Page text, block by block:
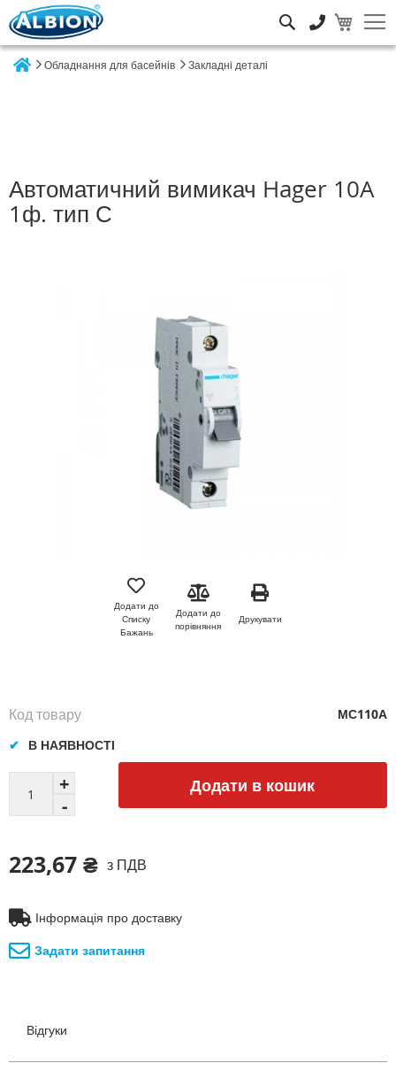
Обладнання для басейнів Закладні деталі
Автоматичний вимикач Hager 10A
1ф. тип С
Додати до
Списку
Бажань
Додати до
порівняння
Друкувати
Додати в кошик
223,67 ₴ з ПДВ
В НАЯВНОСТІ
Код товару МС110А
Інформація про доставку
Задати запитання
Відгуки